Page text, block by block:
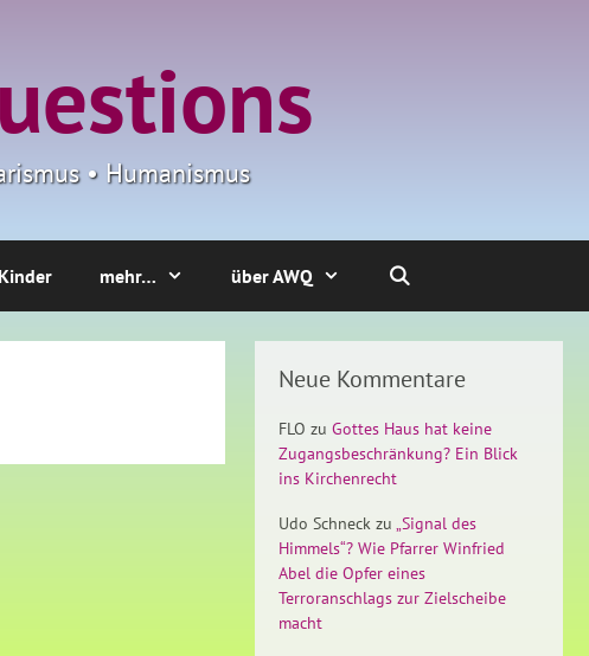
• Humanismus
mehr… über AWQ
Neue Kommentare
FLO zu Gottes Haus hat keine
Zugangsbeschränkung? Ein Blick
ins Kirchenrecht
Udo Schneck zu „Signal des
Himmels“? Wie Pfarrer Winfried
Abel die Opfer eines
Terroranschlags zur Zielscheibe
macht